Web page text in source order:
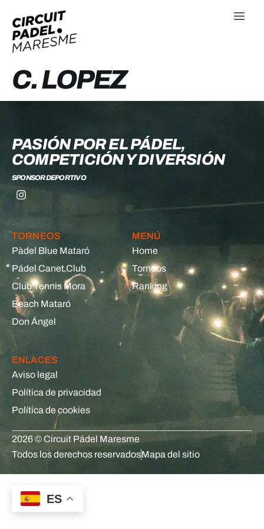
C. LOPEZ
PASIÓN POR EL PÁDEL,
COMPETICIÓN Y DIVERSIÓN
SPONSOR DEPORTIVO
TORNEOS
Pàdel Blue Mataró
Pádel Canet Club
Club Tennis Mora
Beach Mataró
Don Ángel
MENÚ
Home
Torneos
Ranking
ENLACES
Aviso legal
Política de privacidad
Política de cookies
2026 © Circuit Pádel Maresme
Todos los derechos reservadosMapa del sitio
ES